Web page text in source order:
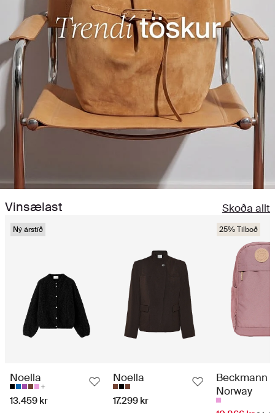
Vinsælast Skoða allt
Ný árstíð
Noella
13.459 kr
Noella
17.299 kr
25% Tilboð
Beckmann
Norway